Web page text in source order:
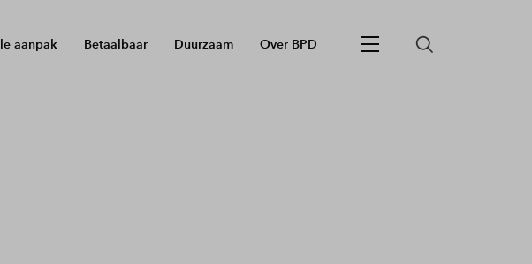
aanpak Betaalbaar Duurzaam Over BPD